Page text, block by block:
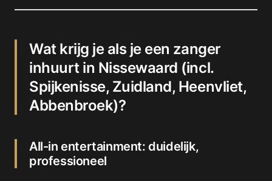
Wat krijg je als je een zanger
inhuurt in Nissewaard (incl.
Spijkenisse, Zuidland, Heenvliet,
Abbenbroek)?
All-in entertainment: duidelijk,
professioneel